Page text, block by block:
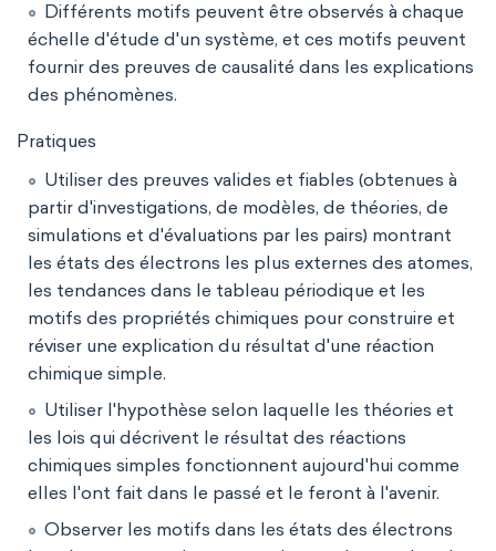
Différents motifs peuvent être observés à chaque
échelle d'étude d'un système, et ces motifs peuvent
fournir des preuves de causalité dans les explications
des phénomènes.
Pratiques
Utiliser des preuves valides et fiables (obtenues à
partir d'investigations, de modèles, de théories, de
simulations et d'évaluations par les pairs) montrant
les états des électrons les plus externes des atomes,
les tendances dans le tableau périodique et les
motifs des propriétés chimiques pour construire et
réviser une explication du résultat d'une réaction
chimique simple.
Utiliser l'hypothèse selon laquelle les théories et
les lois qui décrivent le résultat des réactions
chimiques simples fonctionnent aujourd'hui comme
elles l'ont fait dans le passé et le feront à l'avenir.
Observer les motifs dans les états des électrons